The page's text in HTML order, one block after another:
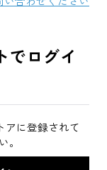
でログイ
アに登録されて
。